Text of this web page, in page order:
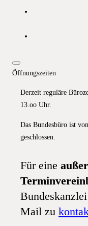
Öffnungszeiten
Derzeit reguläre
13.oo Uhr.
Das Bundesbüro ist
geschlossen.
Für eine
Mail zu